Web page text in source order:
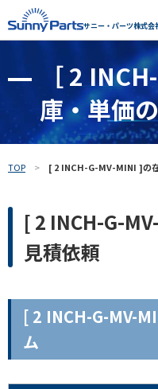
サニー・パーツ株式会
半導体
フリーワードで探す
［ 2
庫・単価
TOP [ 2 INCH-G-MV-MINI ]の
[ 2 INCH-G-
見積依頼
[ 2 INCH-G-MV-
ム